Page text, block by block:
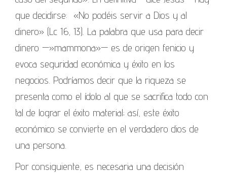
que decidirse: «No podéis servir a Dios y al
dinero» (Lc 16, 13). La palabra que usa para decir
dinero —»mammona»— es de origen fenicio y
evoca seguridad económica y éxito en los
negocios. Podríamos decir que la riqueza se
presenta como el ídolo al que se sacrifica todo con
tal de lograr el éxito material; así, este éxito
económico se convierte en el verdadero dios de
una persona.
Por consiguiente, es necesaria una decisión